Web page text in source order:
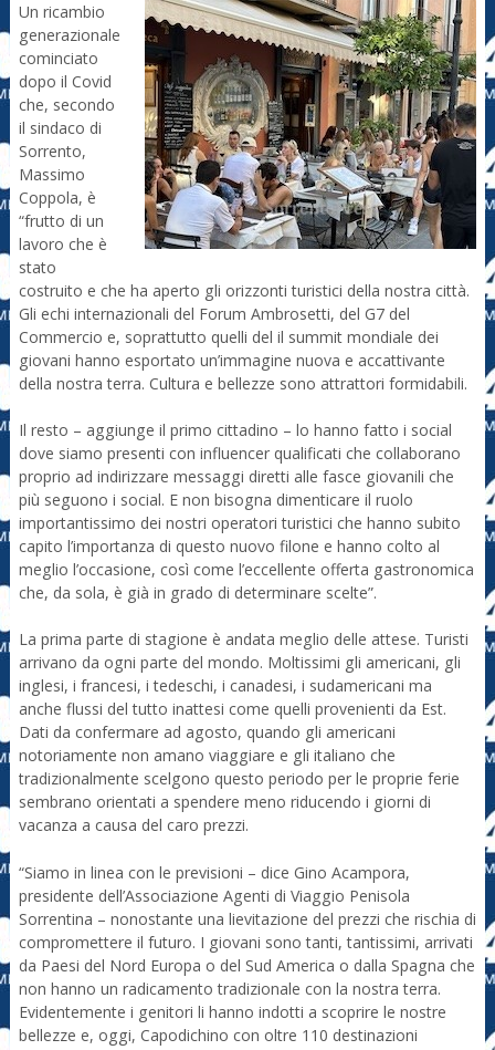
Un ricambio
generazionale
cominciato
dopo il Covid
che, secondo
il sindaco di
Sorrento,
Massimo
Coppola, è
“frutto di un
lavoro che è
stato
costruito e che ha aperto gli orizzonti turistici della nostra città.
Gli echi internazionali del Forum Ambrosetti, del G7 del
Commercio e, soprattutto quelli del il summit mondiale dei
giovani hanno esportato un’immagine nuova e accattivante
della nostra terra. Cultura e bellezze sono attrattori formidabili.
Il resto – aggiunge il primo cittadino – lo hanno fatto i social
dove siamo presenti con influencer qualificati che collaborano
proprio ad indirizzare messaggi diretti alle fasce giovanili che
più seguono i social. E non bisogna dimenticare il ruolo
importantissimo dei nostri operatori turistici che hanno subito
capito l’importanza di questo nuovo filone e hanno colto al
meglio l’occasione, così come l’eccellente offerta gastronomica
che, da sola, è già in grado di determinare scelte”.
La prima parte di stagione è andata meglio delle attese. Turisti
arrivano da ogni parte del mondo. Moltissimi gli americani, gli
inglesi, i francesi, i tedeschi, i canadesi, i sudamericani ma
anche flussi del tutto inattesi come quelli provenienti da Est.
Dati da confermare ad agosto, quando gli americani
notoriamente non amano viaggiare e gli italiano che
tradizionalmente scelgono questo periodo per le proprie ferie
sembrano orientati a spendere meno riducendo i giorni di
vacanza a causa del caro prezzi.
“Siamo in linea con le previsioni – dice Gino Acampora,
presidente dell’Associazione Agenti di Viaggio Penisola
Sorrentina – nonostante una lievitazione del prezzi che rischia di
compromettere il futuro. I giovani sono tanti, tantissimi, arrivati
da Paesi del Nord Europa o del Sud America o dalla Spagna che
non hanno un radicamento tradizionale con la nostra terra.
Evidentemente i genitori li hanno indotti a scoprire le nostre
bellezze e, oggi, Capodichino con oltre 110 destinazioni